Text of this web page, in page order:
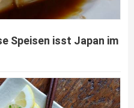
Speisen isst Japan im